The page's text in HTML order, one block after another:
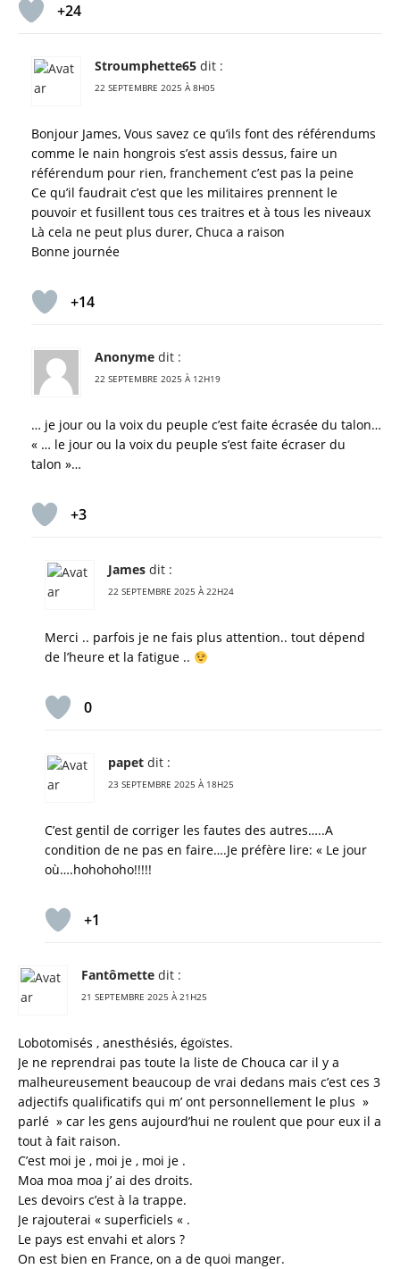
+24
Stroumphette65 dit :
22 SEPTEMBRE 2025 À 8H05
Bonjour James, Vous savez ce qu’ils font des référendums
comme le nain hongrois s’est assis dessus, faire un
référendum pour rien, franchement c’est pas la peine
Ce qu’il faudrait c’est que les militaires prennent le
pouvoir et fusillent tous ces traitres et à tous les niveaux
Là cela ne peut plus durer, Chuca a raison
Bonne journée
+14
Anonyme dit :
22 SEPTEMBRE 2025 À 12H19
… je jour ou la voix du peuple c’est faite écrasée du talon…
« … le jour ou la voix du peuple s’est faite écraser du
talon »…
+3
James dit :
22 SEPTEMBRE 2025 À 22H24
Merci .. parfois je ne fais plus attention.. tout dépend
de l’heure et la fatigue ..
0
papet dit :
23 SEPTEMBRE 2025 À 18H25
C’est gentil de corriger les fautes des autres…..A
condition de ne pas en faire….Je préfère lire: « Le jour
où….hohohoho!!!!!
+1
Fantômette dit :
21 SEPTEMBRE 2025 À 21H25
Lobotomisés , anesthésiés, égoïstes.
Je ne reprendrai pas toute la liste de Chouca car il y a
malheureusement beaucoup de vrai dedans mais c’est ces 3
adjectifs qualificatifs qui m’ ont personnellement le plus »
parlé » car les gens aujourd’hui ne roulent que pour eux il a
tout à fait raison.
C’est moi je , moi je , moi je .
Moa moa moa j’ ai des droits.
Les devoirs c’est à la trappe.
Je rajouterai « superficiels « .
Le pays est envahi et alors ?
On est bien en France, on a de quoi manger.